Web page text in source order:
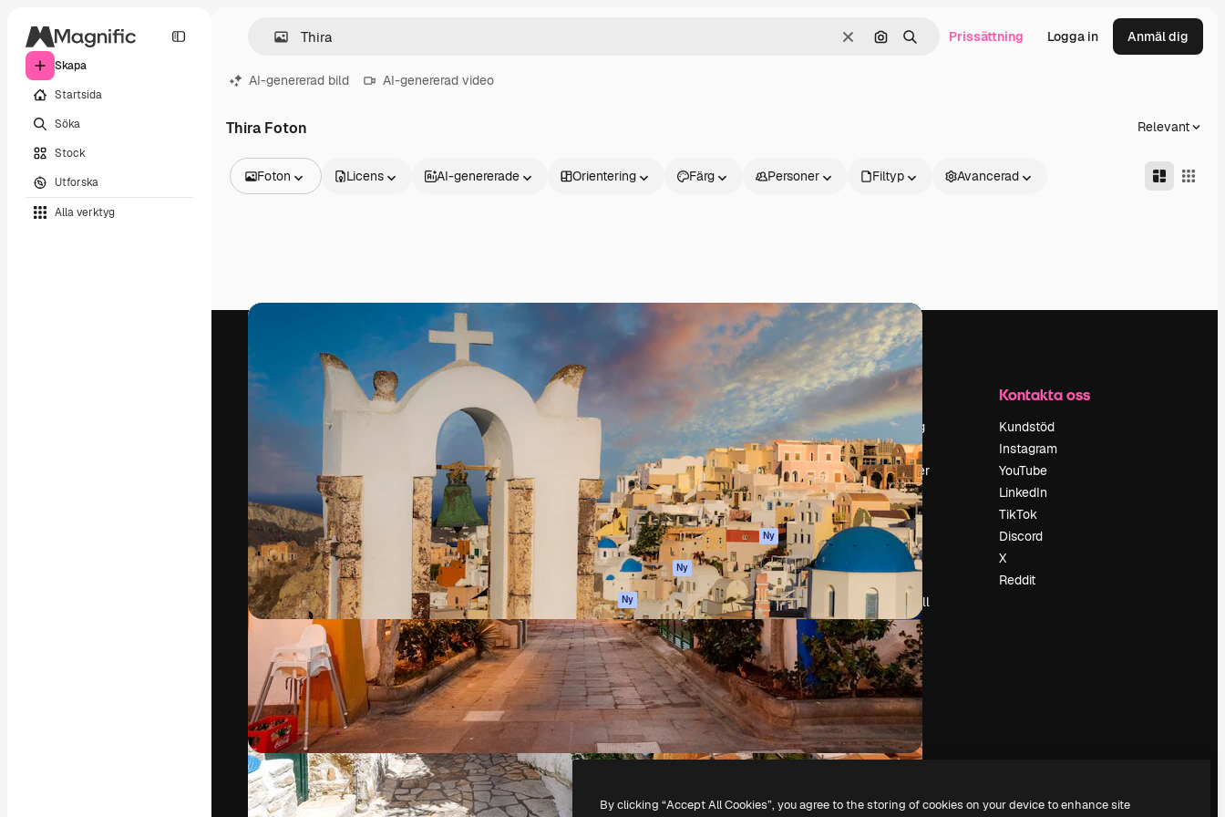
Skapa
Startsida
Söka
Stock
Utforska
Alla verktyg
RensaSök efter bild
Söka Prissättning Logga in Anmäl dig
AI-genererad bild AI-genererad video
Thira Foton Relevant
Foton
Videor
Videomallar
Ikoner
3D-modeller
Teckensnitt
Licens AI-genererade Orientering Färg Personer Filtyp Avancerad
Den kreativa plattformen för att förverkliga
ditt bästa arbete. Mer än 1 miljon
prenumeranter bland kreatörer, företag,
byråer och studior.
Svenska
Produkter
Spaces
AI-assistent
AI-bildgenerator
AI-videogenerator
AI-röstgenerator
Stock-innehåll
MCP för
Claude/ChatGPT
Ny
Agenter Ny
API
Mobilapp
Alla Magnific-
verktyg
Kom igång
Academy
Dokumentation
Support
Användarvillkor
Integritetspolicy
Original Ny
Cookies policy
Förtroendecenter
Affiliates
Företag
Företag
Prissättning
Om oss
Recensioner
Karriär
Söktrender
Blogg
Händelser
Slidesgo
Sälj innehåll
Pressrum
Söker efter
magnific.ai
Kontakta oss
Kundstöd
Instagram
YouTube
LinkedIn
TikTok
Discord
X
Reddit
Copyright © 2010- 2026 Freepik Company S.L.U. Alla rättigheter reserverade
By clicking “Accept All Cookies”, you agree to the storing of cookies on your device to enhance site